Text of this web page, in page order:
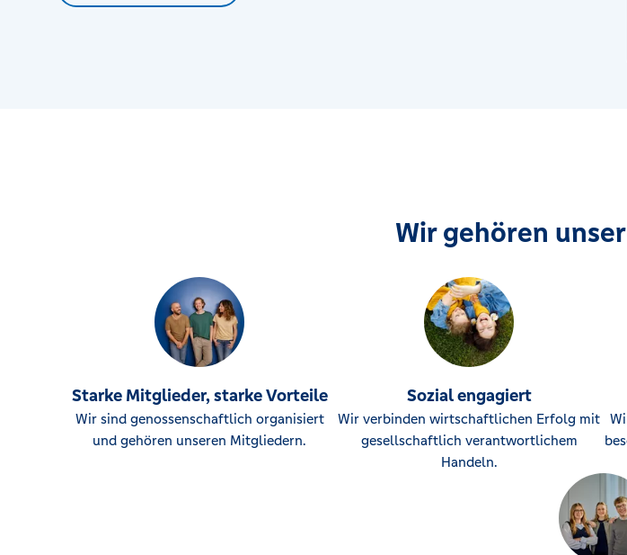
Wir gehören
Starke Mitglieder, starke Vorteile
Wir sind genossenschaftlich organisiert
und gehören unseren Mitgliedern.
Sozial engagiert
Wir verbinden wirtschaftlichen Erfolg mit
gesellschaftlich verantwortlichem
Handeln.